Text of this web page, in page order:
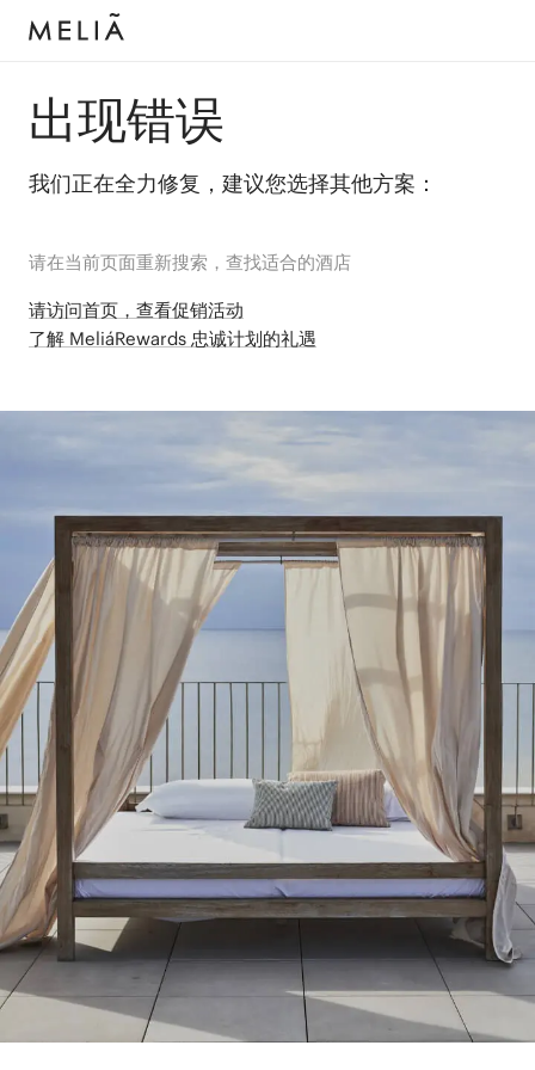
出现错误
我们正在全力修复，建议您选择其他方案：
请在当前页面重新搜索，查找适合的酒店
请访问首页，查看促销活动
了解 MeliáRewards 忠诚计划的礼遇